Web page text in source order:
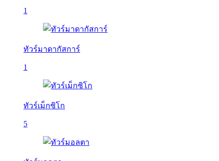
1
ทัวร์มาดากัสการ์
1
ทัวร์เม็กซิโก
5